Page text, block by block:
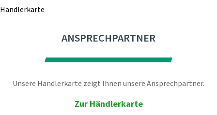
Händlerkarte
ANSPRECHPARTNER
Unsere Händlerkarte zeigt Ihnen unsere Ansprechpartner.
Zur Händlerkarte